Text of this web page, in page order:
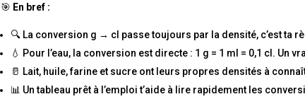
🎯 En bref :
🔍 La conversion g → cl passe toujours par la densité, c’est ta
💧 Pour l’eau, la conversion est directe : 1 g = 1 ml = 0,1 cl. Un
🥛 Lait, huile, farine et sucre ont leurs propres densités à
📊 Un tableau prêt à l’emploi t’aide à lire rapidement les